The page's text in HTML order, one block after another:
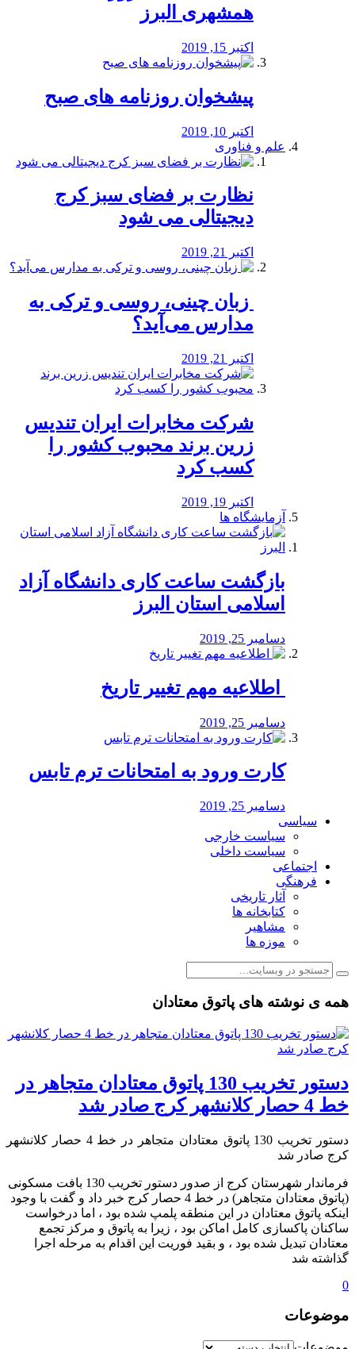
همشهری البرز
اکتبر 15, 2019
پیشخوان روزنامه های صبح
اکتبر 10, 2019
علم و فناوری
نظارت بر فضای سبز کرج
دیجیتالی می شود
اکتبر 21, 2019
️ زبان چینی، روسی و ترکی به
مدارس می‌آید؟
اکتبر 21, 2019
شرکت مخابرات ایران تندیس
زرین برند محبوب کشور را
کسب کرد
اکتبر 19, 2019
آزمایشگاه ها
بازگشت ساعت کاری دانشگاه آزاد
اسلامی استان البرز
دسامبر 25, 2019
️ اطلاعیه مهم تغییر تاریخ
دسامبر 25, 2019
کارت ورود به امتحانات ترم تابس
دسامبر 25, 2019
سیاسی
سیاست خارجی
سیاست داخلی
اجتماعی
فرهنگی
آثار تاریخی
کتابخانه ها
مشاهیر
موزه ها
همه ی نوشته های پاتوق معتادان
دستور تخریب 130 پاتوق معتادان متجاهر در
خط 4 حصار کلانشهر کرج صادر شد
دستور تخریب 130 پاتوق معتادان متجاهر در خط 4 حصار کلانشهر
کرج صادر شد
فرماندار شهرستان کرج از صدور دستور تخریب 130 بافت مسکونی
(پاتوق معتادان متجاهر) در خط 4 حصار کرج خبر داد و گفت با وجود
اینکه پاتوق معتادان در این منطقه پلمپ شده بود ، اما درخواست
ساکنان پاکسازی کامل اماکن بود ، زیرا به پاتوق و مرکز تجمع
معتادان تبدیل شده بود ، و بقید فوریت این اقدام به مرحله اجرا
گذاشته شد
0
موضوعات